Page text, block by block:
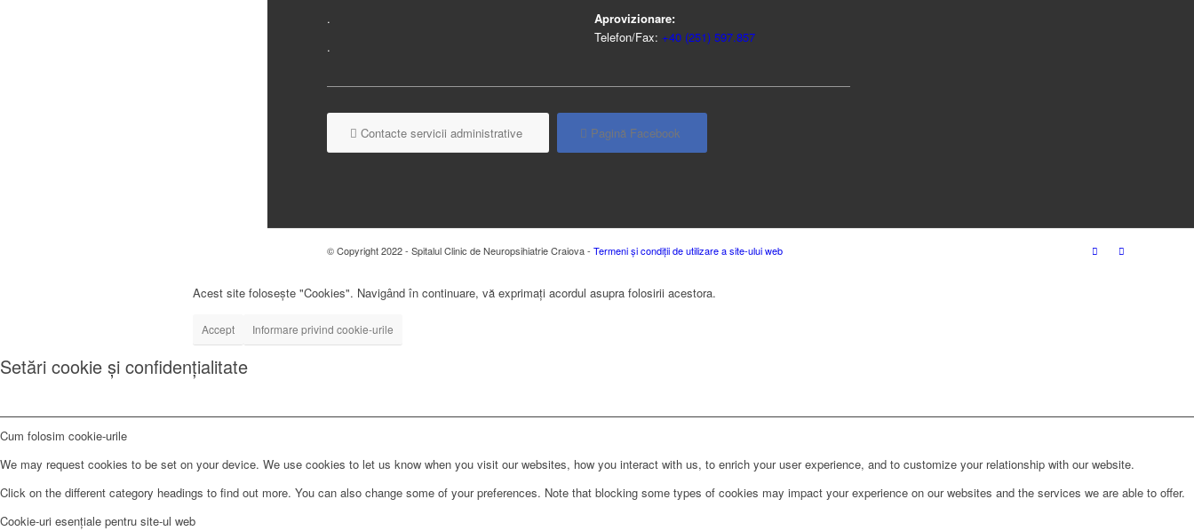
.
.
Aprovizionare:
Telefon/Fax: +40 (251) 597.857
Contacte servicii administrative Pagină Facebook
© Copyright 2022 - Spitalul Clinic de Neuropsihiatrie Craiova - Termeni și condiții de utilizare a site-ului web
Acest site folosește "Cookies". Navigând în continuare, vă exprimați acordul asupra folosirii acestora.
Accept Informare privind cookie-urile
Setări cookie și confidențialitate
Cum folosim cookie-urile
We may request cookies to be set on your device. We use cookies to let us know when you visit our websites, how you interact with us, to enrich your user experience, and to customize your relationship with our website.
Click on the different category headings to find out more. You can also change some of your preferences. Note that blocking some types of cookies may impact your experience on our websites and the services we are able to offer.
Cookie-uri esențiale pentru site-ul web